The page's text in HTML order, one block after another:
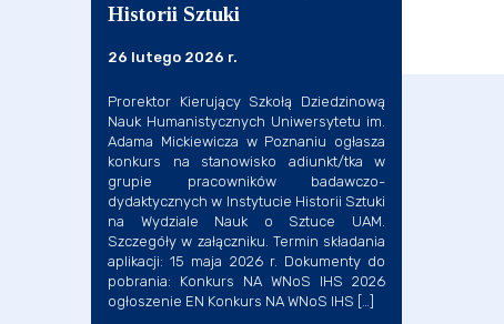
Historii Sztuki
26 lutego 2026 r.
Prorektor Kierujący Szkołą Dziedzinową
Nauk Humanistycznych Uniwersytetu im.
Adama Mickiewicza w Poznaniu ogłasza
konkurs na stanowisko adiunkt/tka w
grupie pracowników badawczo-
dydaktycznych w Instytucie Historii Sztuki
na Wydziale Nauk o Sztuce UAM.
Szczegóły w załączniku. Termin składania
aplikacji: 15 maja 2026 r. Dokumenty do
pobrania: Konkurs NA WNoS IHS 2026
ogłoszenie EN Konkurs NA WNoS IHS […]